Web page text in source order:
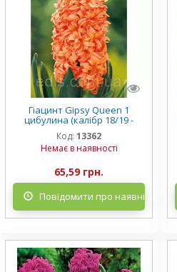
Гіацинт Gipsy Queen 1
цибулина (калібр 18/19 -
дуже великий)
Код: 13362
Немає в наявності
65,59 грн.
Повідомити про наявність